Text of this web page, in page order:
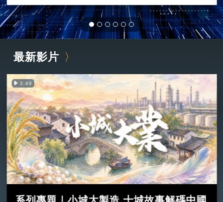
最新影片
3:49
系列專題｜小城大製造 十城故事解碼中國